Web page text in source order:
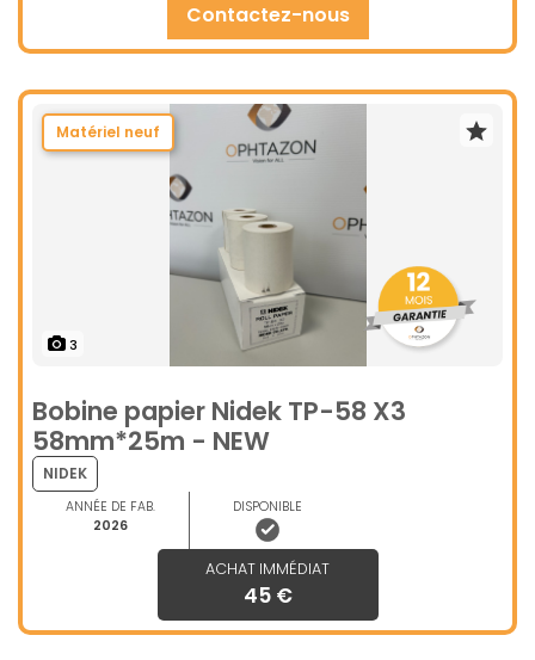
contactez-nous
Matériel neuf
3
Bobine papier Nidek TP-58 X3
58mm*25m - NEW
NIDEK
ANNÉE DE FAB.
2026
DISPONIBLE
ACHAT IMMÉDIAT
45 €